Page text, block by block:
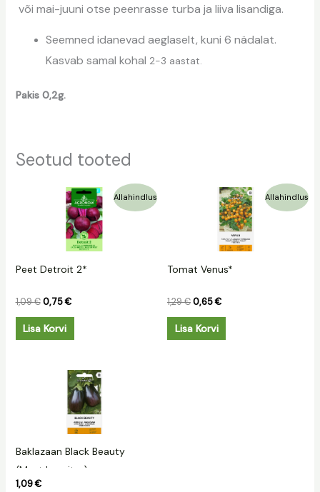
või mai-juuni otse peenrasse turba ja liiva lisandiga.
Seemned idanevad aeglaselt, kuni 6 nädalat.
Kasvab samal kohal 2-3 aastat.
Pakis 0,2g.
Seotud tooted
Allahindlus
Peet Detroit 2*
1,09€
Algne
1,09 €.
0,75€
Praegune
hind
on:
0,75 €.
Lisa Korvi
Allahindlus
Tomat Venus*
1,29€0,65€
Praegune
hind
on:
0,65 €.
Lisa Korvi
Baklazaan Black Beauty
(Must kaunitar)
1,09€